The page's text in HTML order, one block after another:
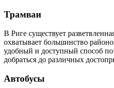
Трамваи
В Риге существует
охватывает большинство
удобный и доступный способ
добраться до различных
Автобусы